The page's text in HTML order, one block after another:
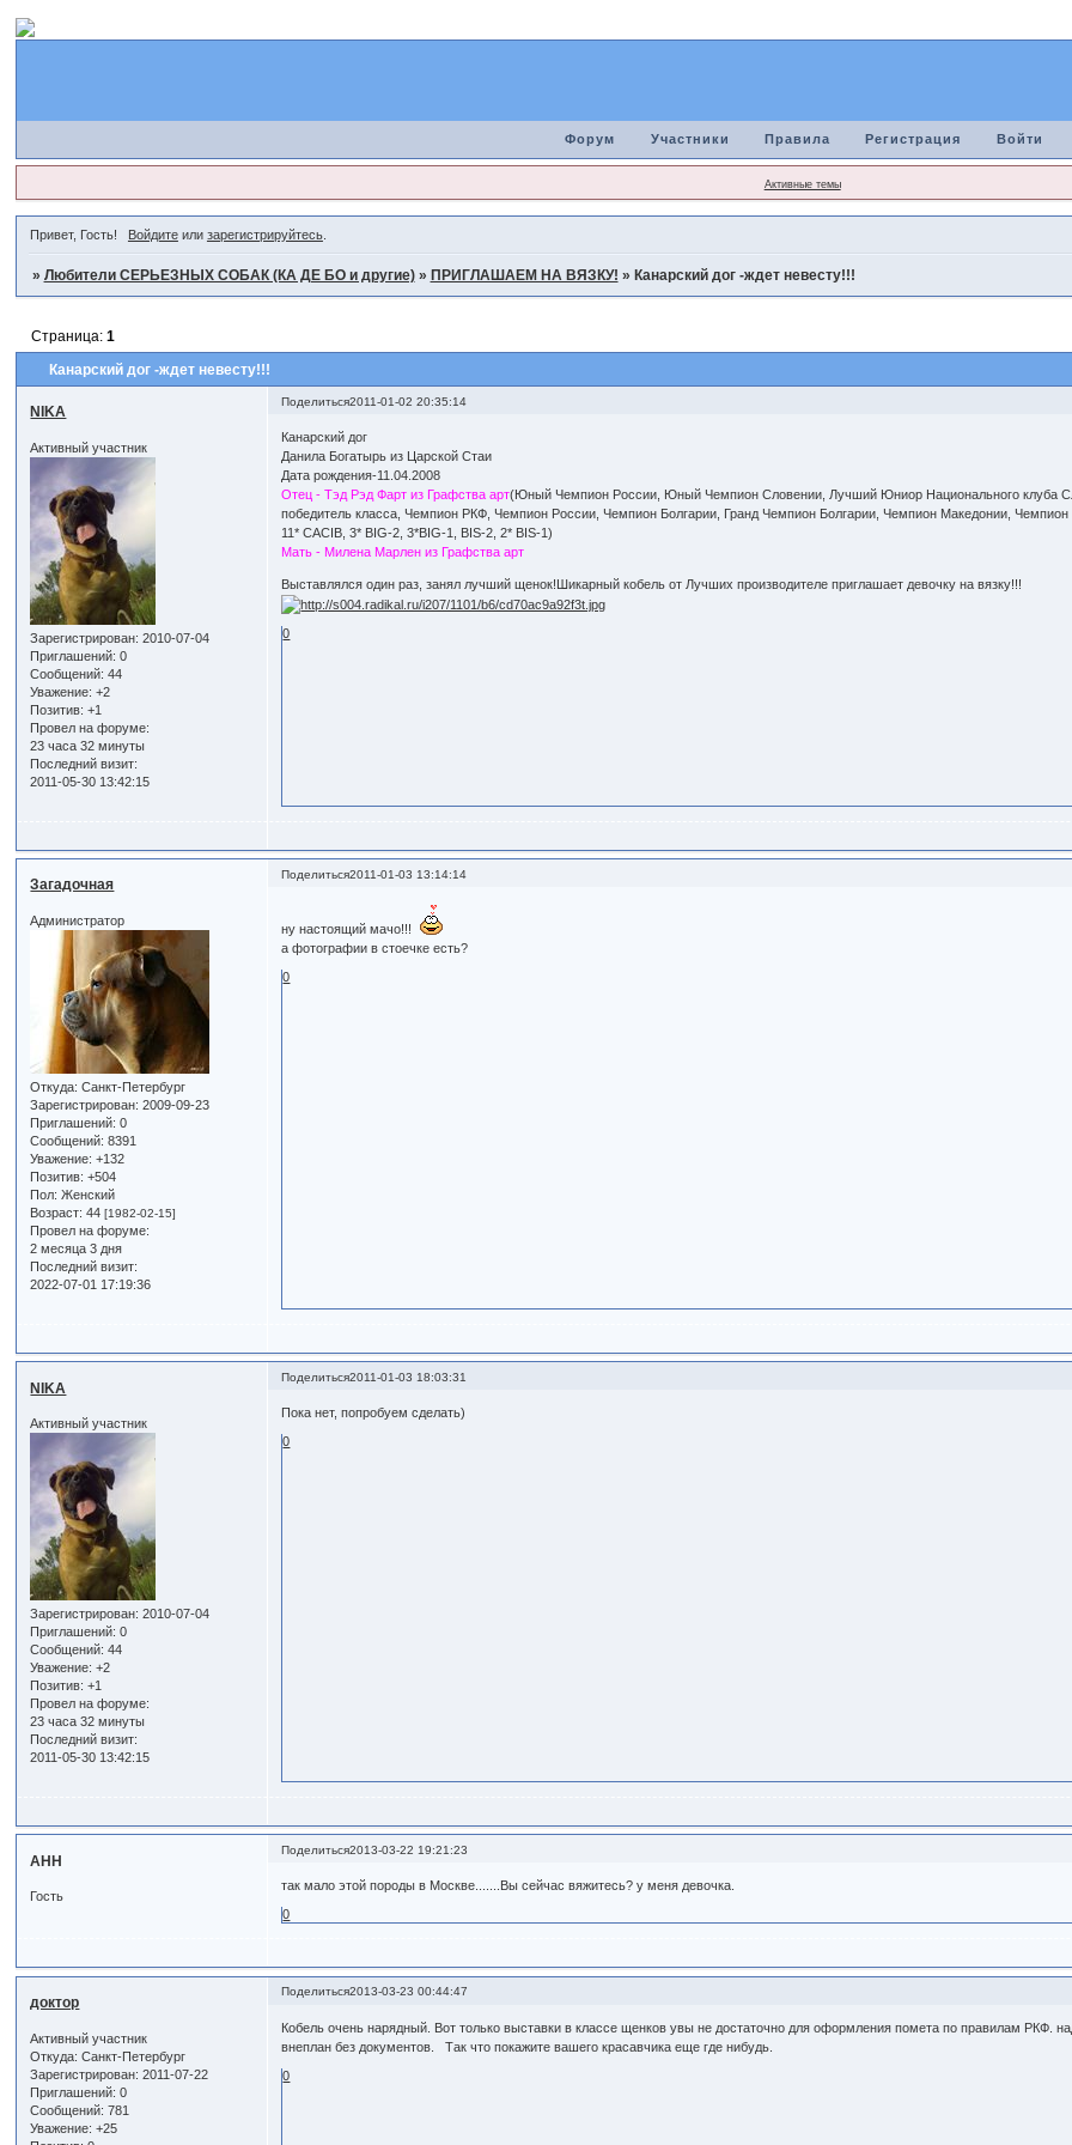
Форум Участники Правила Регистрация Войти
Активные темы
Привет, Гость! Войдитеили зарегистрируйтесь.
» Любители СЕРЬЕЗНЫХ СОБАК (КА ДЕ БО и другие) » ПРИГЛАШАЕМ НА ВЯЗКУ! » Канарский дог -ждет невесту!!!
Канарский дог -ждет невесту!!!
Страница: 1
Поделиться2011-01-02 20:35:14
NIKA
Активный участник
Зарегистрирован: 2010-07-04
Приглашений: 0
Сообщений: 44
Уважение: +2
Позитив: +1
Провел на форуме:
23 часа 32 минуты
Последний визит:
2011-05-30 13:42:15
Канарский дог
Данила Богатырь из Царской Стаи
Дата рождения-11.04.2008
Отец - Тэд Рэд Фарт из Графства арт(Юный Чемпион России, Юный Чемпион Словении, Лучший Юниор Национального клуба
победитель класса, Чемпион РКФ, Чемпион России, Чемпион Болгарии, Гранд Чемпион Болгарии, Чемпион Македонии,
11* CACIB, 3* BIG-2, 3*BIG-1, BIS-2, 2* BIS-1)
Мать - Милена Марлен из Графства арт
Выставлялся один раз, занял лучший щенок!Шикарный кобель от Лучших производителе приглашает девочку на вязку!!!
0
Поделиться2011-01-03 13:14:14
Загадочная
Администратор
Откуда: Санкт-Петербург
Зарегистрирован: 2009-09-23
Приглашений: 0
Сообщений: 8391
Уважение: +132
Позитив: +504
Пол: Женский
Возраст: 44[1982-02-15]
Провел на форуме:
2 месяца 3 дня
Последний визит:
2022-07-01 17:19:36
ну настоящий мачо!!!
а фотографии в стоечке есть?
0
Поделиться2011-01-03 18:03:31
NIKA
Активный участник
Зарегистрирован: 2010-07-04
Приглашений: 0
Сообщений: 44
Уважение: +2
Позитив: +1
Провел на форуме:
23 часа 32 минуты
Последний визит:
2011-05-30 13:42:15
Пока нет, попробуем сделать)
0
Поделиться2013-03-22 19:21:23
АНН
Гость
так мало этой породы в Москве.......Вы сейчас вяжитесь? у меня девочка.
0
Поделиться2013-03-23 00:44:47
доктор
Активный участник
Откуда: Санкт-Петербург
Зарегистрирован: 2011-07-22
Приглашений: 0
Сообщений: 781
Уважение: +25
Кобель очень нарядный. Вот только выставки в классе щенков увы не достаточно для оформления помета по правилам РКФ.
внеплан без документов. Так что покажите вашего красавчика еще где нибудь.
0